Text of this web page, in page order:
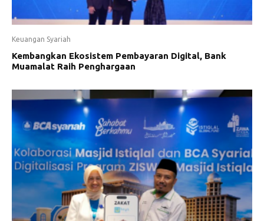
Keuangan Syariah
Kembangkan Ekosistem Pembayaran Digital, Bank
Muamalat Raih Penghargaan